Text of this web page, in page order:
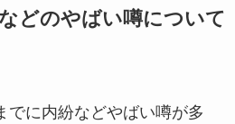
どのやばい噂について
でに内紛などやばい噂が多